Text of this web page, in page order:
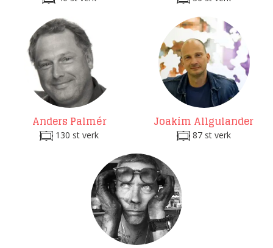
Anders Palmér
130 st verk
Joakim Allgulander
87 st verk